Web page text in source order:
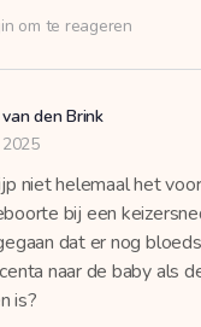
om te reageren
den Brink
niet helemaal het
bij een
dat er nog
naar de baby als
is?